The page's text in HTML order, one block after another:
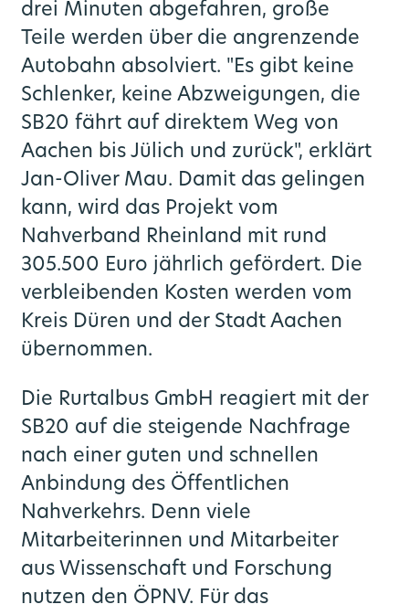
drei Minuten abgefahren, große
Teile werden über die angrenzende
Autobahn absolviert. "Es gibt keine
Schlenker, keine Abzweigungen, die
SB20 fährt auf direktem Weg von
Aachen bis Jülich und zurück", erklärt
Jan-Oliver Mau. Damit das gelingen
kann, wird das Projekt vom
Nahverband Rheinland mit rund
305.500 Euro jährlich gefördert. Die
verbleibenden Kosten werden vom
Kreis Düren und der Stadt Aachen
übernommen.
Die Rurtalbus GmbH reagiert mit der
SB20 auf die steigende Nachfrage
nach einer guten und schnellen
Anbindung des Öffentlichen
Nahverkehrs. Denn viele
Mitarbeiterinnen und Mitarbeiter
aus Wissenschaft und Forschung
nutzen den ÖPNV. Für das